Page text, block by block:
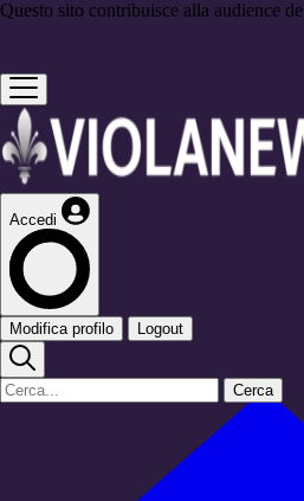
Questo sito contribuisce alla audience de
Accedi
Modifica profilo Logout
Cerca